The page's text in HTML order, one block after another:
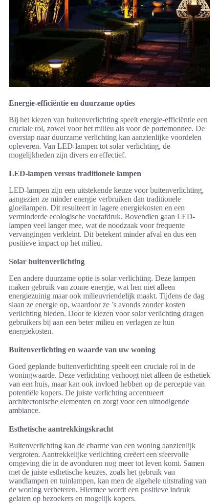
Energie-efficiëntie en duurzame opties
Bij het kiezen van buitenverlichting speelt energie-efficiëntie een
cruciale rol, zowel voor het milieu als voor de portemonnee. De
overstap naar duurzame verlichting kan aanzienlijke voordelen
opleveren. Van LED-lampen tot solar verlichting, de
mogelijkheden zijn divers en effectief.
LED-lampen versus traditionele lampen
LED-lampen zijn een uitstekende keuze voor buitenverlichting,
aangezien ze minder energie verbruiken dan traditionele
gloeilampen. Dit resulteert in lagere energiekosten en een
verminderde ecologische voetafdruk. Bovendien gaan LED-
lampen veel langer mee, wat de noodzaak voor frequente
vervangingen verkleint. Dit betekent minder afval en dus een
positieve impact op het milieu.
Solar buitenverlichting
Een andere duurzame optie is solar verlichting. Deze lampen
maken gebruik van zonne-energie, wat hen niet alleen
energiezuinig maar ook milieuvriendelijk maakt. Tijdens de dag
slaan ze energie op, waardoor ze ’s avonds zonder kosten
verlichting bieden. Door te kiezen voor solar verlichting dragen
gebruikers bij aan een beter milieu en verlagen ze hun
energiekosten.
Buitenverlichting en waarde van uw woning
Goed geplande buitenverlichting speelt een cruciale rol in de
woningwaarde. Deze verlichting verhoogt niet alleen de esthetiek
van een huis, maar kan ook invloed hebben op de perceptie van
potentiële kopers. De juiste verlichting accentueert
architectonische elementen en zorgt voor een uitnodigende
ambiance.
Esthetische aantrekkingskracht
Buitenverlichting kan de charme van een woning aanzienlijk
vergroten. Aantrekkelijke verlichting creëert een sfeervolle
omgeving die in de avonduren nog meer tot leven komt. Samen
met de juiste esthetische keuzes, zoals het gebruik van
wandlampen en tuinlampen, kan men de algehele uitstraling van
de woning verbeteren. Hiermee wordt een positieve indruk
gelaten op bezoekers en mogelijk kopers.